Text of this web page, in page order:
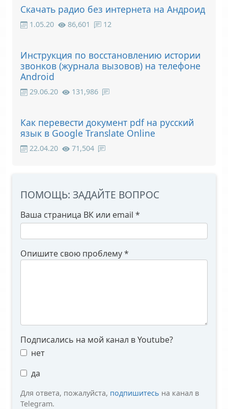
Скачать радио без интернета на Андроид
1.05.20 86,601 12
Инструкция по восстановлению истории
звонков (журнала вызовов) на телефоне
Android
29.06.20 131,986
Как перевести документ pdf на русский
язык в Google Translate Online
22.04.20 71,504
ПОМОЩЬ: ЗАДАЙТЕ ВОПРОС
Ваша страница ВК или email *
Опишите свою проблему*
Подписались на мой канал в Youtube?
нет
да
Для ответа, пожалуйста, подпишитесь на канал в
Telegram.